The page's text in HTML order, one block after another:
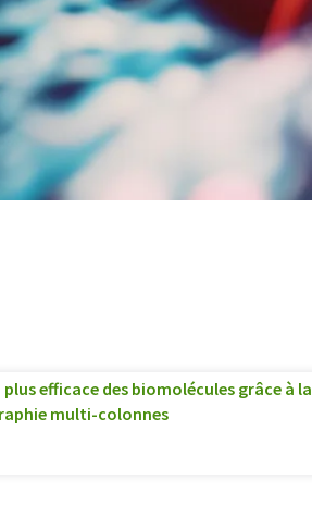
efficace des biomolécules grâce à la
multi-colonnes